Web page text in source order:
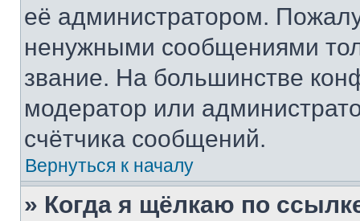
её администратором.
ненужными сообщениями
звание. На большинстве
модератор или
счётчика сообщений.
Вернуться к началу
» Когда я щёлкаю по